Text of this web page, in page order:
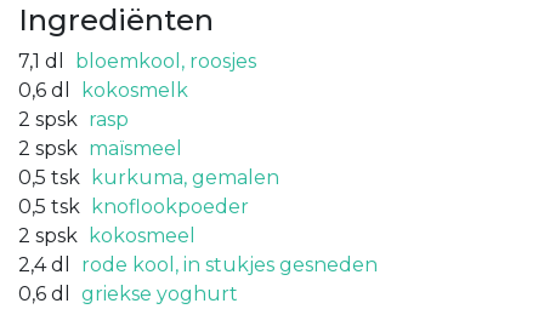
Ingrediënten
7,1 dl
bloemkool, roosjes
0,6 dl
kokosmelk
2 spsk rasp
2 spsk maïsmeel
0,5 tsk
kurkuma, gemalen
0,5 tsk
knoflookpoeder
2 spsk
kokosmeel
2,4 dl
rode kool, in stukjes gesneden
0,6 dl
griekse yoghurt